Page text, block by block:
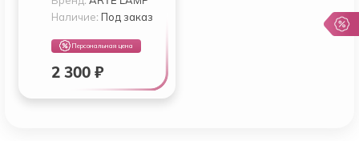
Наличие: Под заказ
Персональная цена
2 300 ₽